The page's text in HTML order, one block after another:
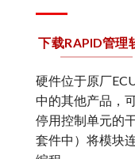
下载RAPID管理
硬件位于原厂
中的其他产品，
停用控制单元的
套件中）将模块